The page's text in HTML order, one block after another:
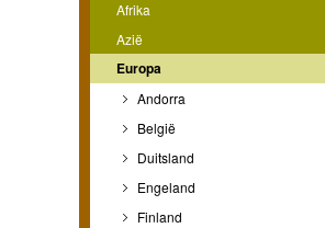
Afrika
Azië
Europa
Andorra
België
Duitsland
Engeland
Finland